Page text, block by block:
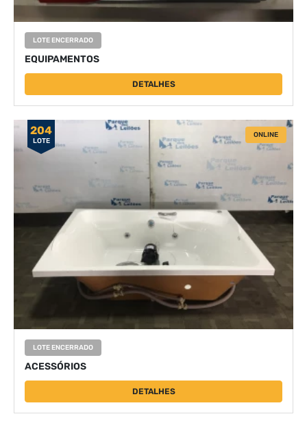
LOTE ENCERRADO
EQUIPAMENTOS
DETALHES
204
LOTE
ONLINE
LOTE ENCERRADO
ACESSÓRIOS
DETALHES